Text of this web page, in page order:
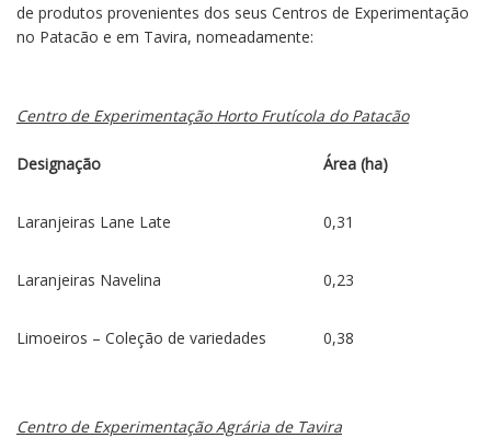
de produtos provenientes dos seus Centros de Experimentação
no Patacão e em Tavira, nomeadamente:
Centro de Experimentação Horto Frutícola do Patacão
Designação Área (ha)
Laranjeiras Lane Late 0,31
Laranjeiras Navelina 0,23
Limoeiros – Coleção de variedades 0,38
Centro de Experimentação Agrária de Tavira